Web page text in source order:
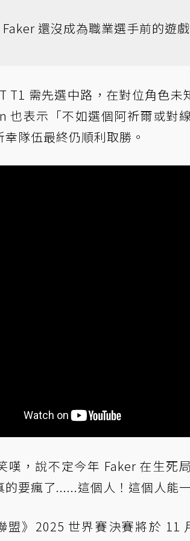
還沒成為職業選手前的遊
T1 需先選中路，在對位角色
也表示「不如選個阿祈爾或對
幸隊伍最終仍順利取勝。
嘆，說不定今年 Faker 在生死
的要瘋了......這個人！這個人能
盟》2025 世界賽決賽將於 11